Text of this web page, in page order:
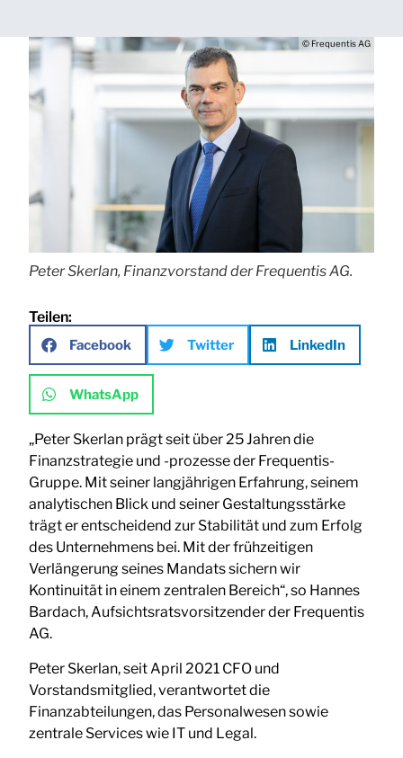
© Frequentis AG
Peter Skerlan, Finanzvorstand der Frequentis AG.
Teilen:
Facebook Twitter LinkedIn
WhatsApp
„Peter Skerlan prägt seit über 25 Jahren die
Finanzstrategie und -prozesse der Frequentis-
Gruppe. Mit seiner langjährigen Erfahrung, seinem
analytischen Blick und seiner Gestaltungsstärke
trägt er entscheidend zur Stabilität und zum Erfolg
des Unternehmens bei. Mit der frühzeitigen
Verlängerung seines Mandats sichern wir
Kontinuität in einem zentralen Bereich“, so Hannes
Bardach, Aufsichtsratsvorsitzender der Frequentis
AG.
Peter Skerlan, seit April 2021 CFO und
Vorstandsmitglied, verantwortet die
Finanzabteilungen, das Personalwesen sowie
zentrale Services wie IT und Legal.